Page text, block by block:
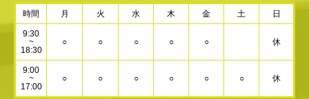
時間 月 火 水 木 金 土 日
9:30
~
18:30
○ ○ ○ ○ ○ 休
9:00
~
17:00
○ ○ ○ ○ ○ ○ 休